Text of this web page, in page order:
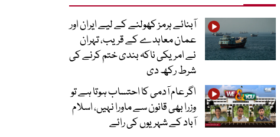
آبنائے ہرمز کھولنے کے لیے ایران اور
عمان معاہدے کے قریب، تہران
نے امریکی ناکہ بندی ختم کرنے کی
شرط رکھ دی
اگر عام آدمی کا احتساب ہوتا ہے تو
وزرا بھی قانون سے ماورا نہیں، اسلام
آباد کے شہریوں کی رائے